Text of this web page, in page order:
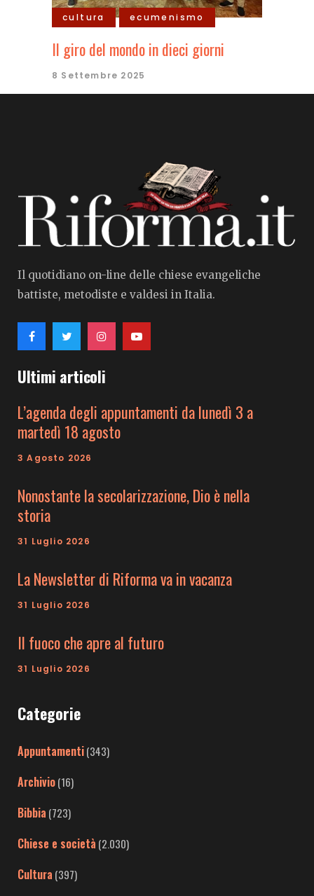
cultura ecumenismo
Il giro del mondo in dieci giorni
8 Settembre 2025
Il quotidiano on-line delle chiese evangeliche
battiste, metodiste e valdesi in Italia.
Ultimi articoli
L’agenda degli appuntamenti da lunedì 3 a
martedì 18 agosto
3 Agosto 2026
Nonostante la secolarizzazione, Dio è nella
storia
31 Luglio 2026
La Newsletter di Riforma va in vacanza
31 Luglio 2026
Il fuoco che apre al futuro
31 Luglio 2026
Categorie
Appuntamenti(343)
Archivio(16)
Bibbia (723)
Chiese e società (2.030)
Cultura (397)